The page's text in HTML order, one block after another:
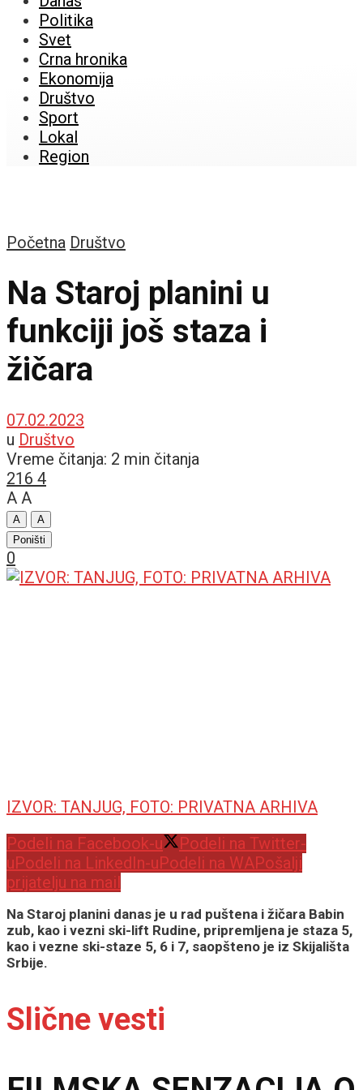
Politika
Svet
Crna hronika
Ekonomija
Društvo
Sport
Lokal
Region
Početna Društvo
Na Staroj planini u
funkciji još staza i
žičara
07.02.2023
u Društvo
Vreme čitanja: 2 min čitanja
216 4
A A
A
A
Poništi
0
IZVOR: TANJUG, FOTO: PRIVATNA ARHIVA
Podeli na Facebook-u
Podeli na Twitter-
uPodeli na LinkedIn-uPodeli na WAPošalji
prijatelju na mail
Na Staroj planini danas je u rad puštena i žičara Babin
zub, kao i vezni ski-lift Rudine, pripremljena je staza 5,
kao i vezne ski-staze 5, 6 i 7, saopšteno je iz Skijališta
Srbije.
Slične vesti